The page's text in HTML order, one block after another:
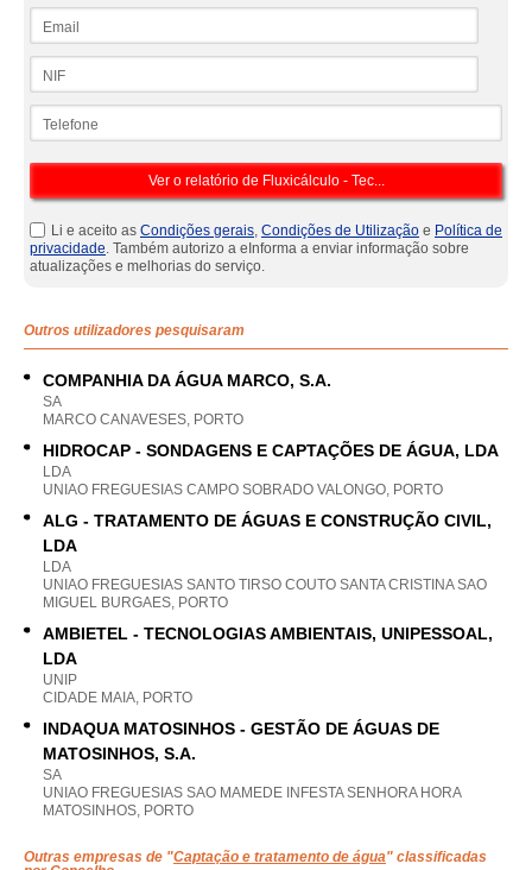
Li e aceito as Condições gerais, Condições de Utilização e Política de
privacidade. Também autorizo a eInforma a enviar informação sobre
atualizações e melhorias do serviço.
Outros utilizadores pesquisaram
COMPANHIA DA ÁGUA MARCO, S.A.
SA
MARCO CANAVESES, PORTO
HIDROCAP - SONDAGENS E CAPTAÇÕES DE ÁGUA, LDA
LDA
UNIAO FREGUESIAS CAMPO SOBRADO VALONGO, PORTO
ALG - TRATAMENTO DE ÁGUAS E CONSTRUÇÃO CIVIL,
LDA
LDA
UNIAO FREGUESIAS SANTO TIRSO COUTO SANTA CRISTINA SAO
MIGUEL BURGAES, PORTO
AMBIETEL - TECNOLOGIAS AMBIENTAIS, UNIPESSOAL,
LDA
UNIP
CIDADE MAIA, PORTO
INDAQUA MATOSINHOS - GESTÃO DE ÁGUAS DE
MATOSINHOS, S.A.
SA
UNIAO FREGUESIAS SAO MAMEDE INFESTA SENHORA HORA
MATOSINHOS, PORTO
Outras empresas de "Captação e tratamento de água" classificadas